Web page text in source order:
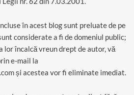
în acest blog sunt preluate de pe
considerate a fi de domeniul public;
lor încalcă vreun drept de autor, vă
e-mail la
și acestea vor fi eliminate imediat.